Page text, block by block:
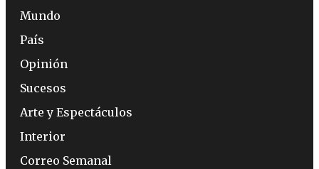
Mundo
País
Opinión
Sucesos
Arte y Espectáculos
Interior
Correo Semanal